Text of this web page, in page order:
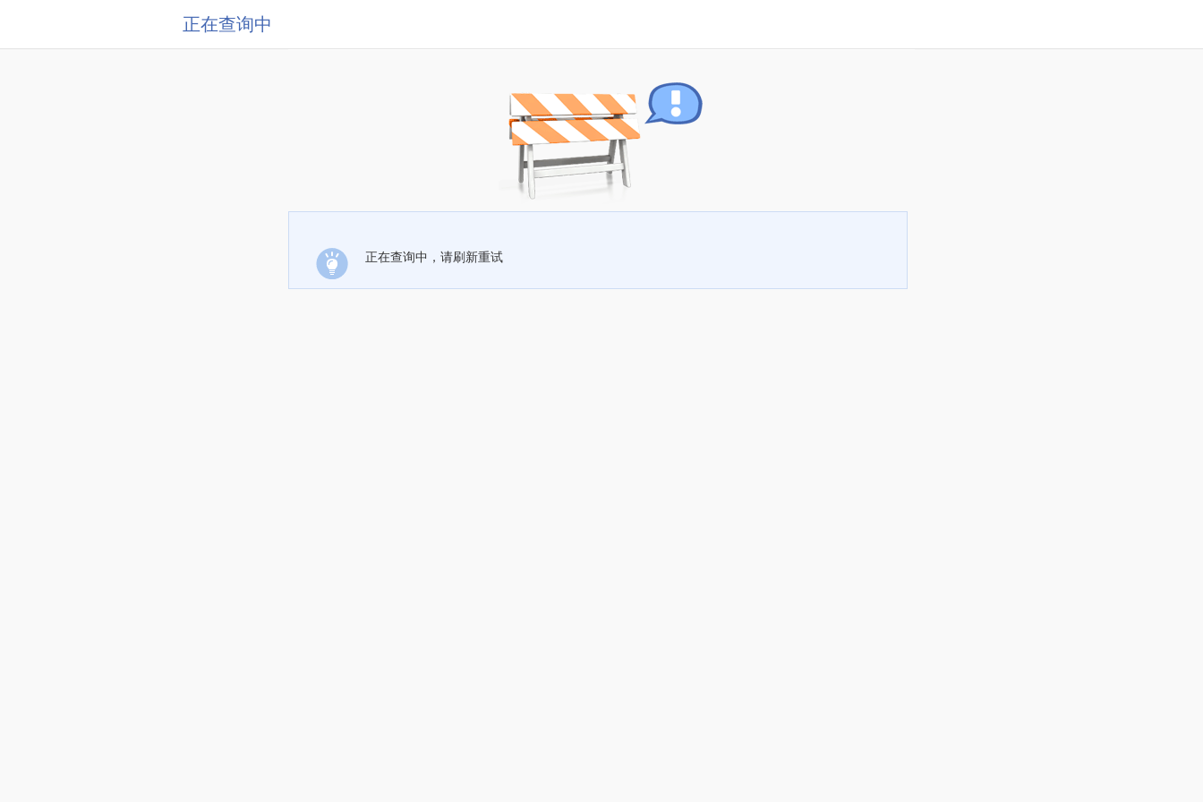
正在查询中
正在查询中，请刷新重试